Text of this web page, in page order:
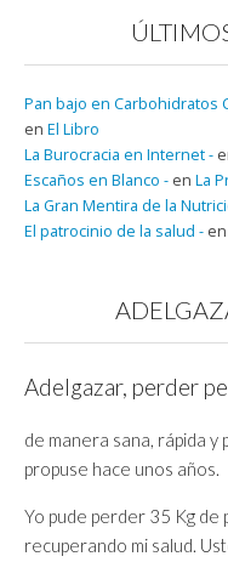
Pan bajo en Carbohidratos
en El Libro
La Burocracia en Internet -
Escaños en Blanco - en La
La Gran Mentira de la
El patrocinio de la salud - en
Adelgazar, perder
de manera sana, rápida
propuse hace unos años.
Yo pude perder 35 Kg de
recuperando mi salud.